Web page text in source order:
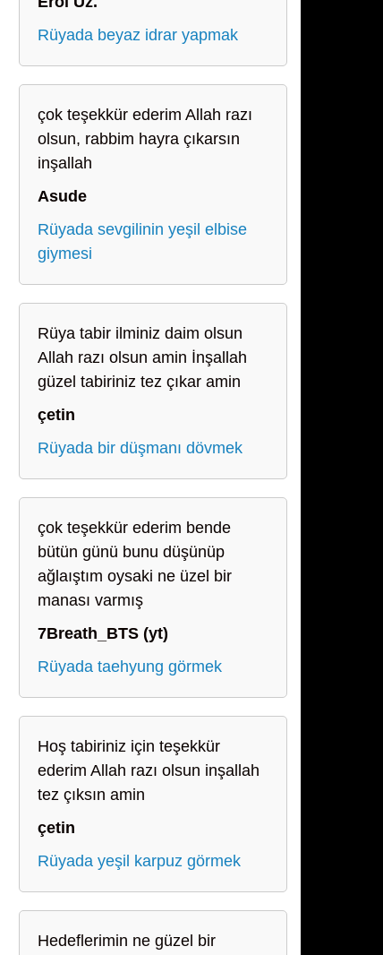
Rüyada beyaz idrar yapmak
çok teşekkür ederim Allah razı
olsun, rabbim hayra çıkarsın
inşallah
Asude
Rüyada sevgilinin yeşil elbise
giymesi
Rüya tabir ilminiz daim olsun
Allah razı olsun amin İnşallah
güzel tabiriniz tez çıkar amin
çetin
Rüyada bir düşmanı dövmek
çok teşekkür ederim bende
bütün günü bunu düşünüp
ağlaıştım oysaki ne üzel bir
manası varmış
7Breath_BTS (yt)
Rüyada taehyung görmek
Hoş tabiriniz için teşekkür
ederim Allah razı olsun inşallah
tez çıksın amin
çetin
Rüyada yeşil karpuz görmek
Hedeflerimin ne güzel bir